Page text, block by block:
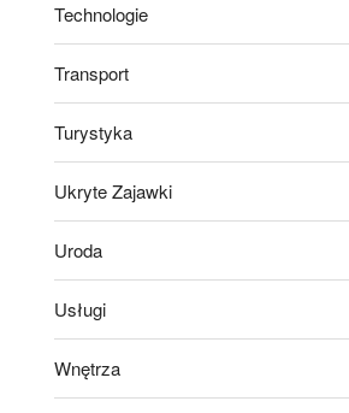
Technologie
Transport
Turystyka
Ukryte Zajawki
Uroda
Usługi
Wnętrza